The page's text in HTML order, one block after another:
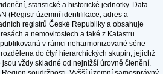
statistické a historické jednotky. Data
(Registr územní identifikace, adres a
registrů České Republiky a obsahuje
a nemovitostech a také z Katastru
v rámci neharmonizované série
do čtyř hierarchických skupin, jejichž
vždy skladné od nejnižší úrovně členění.